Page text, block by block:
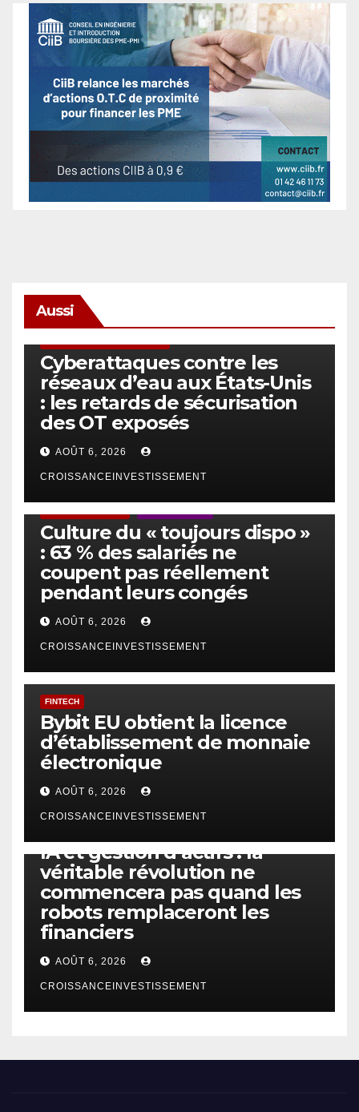
Aussi
Cyberattaques contre les
réseaux d’eau aux États-Unis
: les retards de sécurisation
des OT exposés
AOÛT 6, 2026
CROISSANCEINVESTISSEMENT
Culture du « toujours dispo »
: 63 % des salariés ne
coupent pas réellement
pendant leurs congés
AOÛT 6, 2026
CROISSANCEINVESTISSEMENT
FINTECH
Bybit EU obtient la licence
d’établissement de monnaie
électronique
AOÛT 6, 2026
CROISSANCEINVESTISSEMENT
IA et gestion d’actifs : la
véritable révolution ne
commencera pas quand les
robots remplaceront les
financiers
AOÛT 6, 2026
CROISSANCEINVESTISSEMENT